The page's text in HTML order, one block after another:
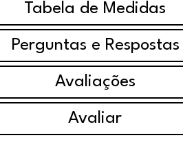
Tabela de Medidas
Perguntas e Respostas
Avaliações
Avaliar